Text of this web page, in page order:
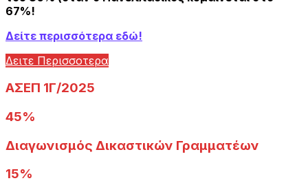
67%!
Δείτε περισσότερα εδώ!
Δειτε Περισσοτερα
ΑΣΕΠ 1Γ/2025
45%
Διαγωνισμός Δικαστικών Γραμματέων
15%